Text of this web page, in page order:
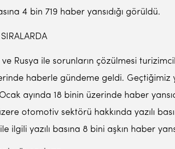
4 bin 719 haber yansıdığı görüldü.
Rusya ile sorunların çözülmesi
haberle gündeme geldi.
ayında 18 binin üzerinde haber
otomotiv sektörü hakkında yazılı
ilgili yazılı basına 8 bini aşkın haber